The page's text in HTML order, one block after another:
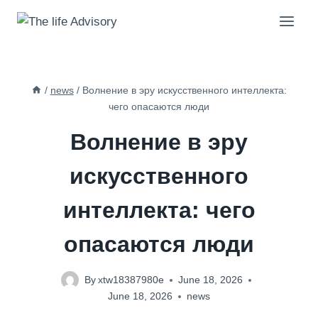
Skip
/ news / Волнение в эру искусственного интеллекта:
чего опасаются люди
Волнение в эру
искусственного
интеллекта: чего
опасаются люди
By xtw18387980e
June 18, 2026
June 18, 2026
news